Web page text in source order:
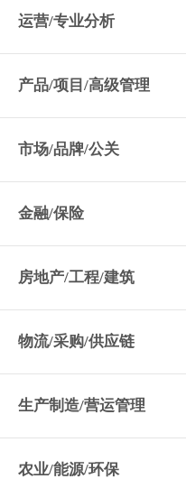
运营/专业分析
产品/项目/高级管理
市场/品牌/公关
金融/保险
房地产/工程/建筑
物流/采购/供应链
生产制造/营运管理
农业/能源/环保